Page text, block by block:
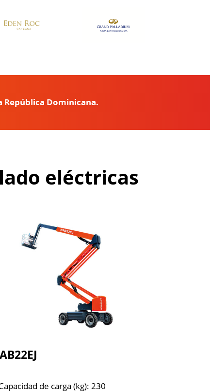
República Dominicana.
eléctricas
de carga (kg): 230